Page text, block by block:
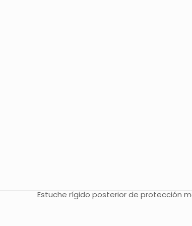
Estuche rígido posterior de protección